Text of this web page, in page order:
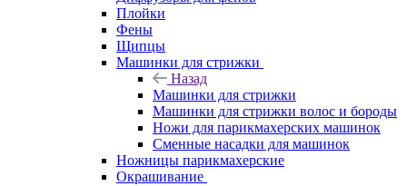
Плойки
Фены
Щипцы
Машинки для стрижки
Назад
Машинки для стрижки
Машинки для стрижки волос и бороды
Ножи для парикмахерских машинок
Сменные насадки для машинок
Ножницы парикмахерские
Окрашивание